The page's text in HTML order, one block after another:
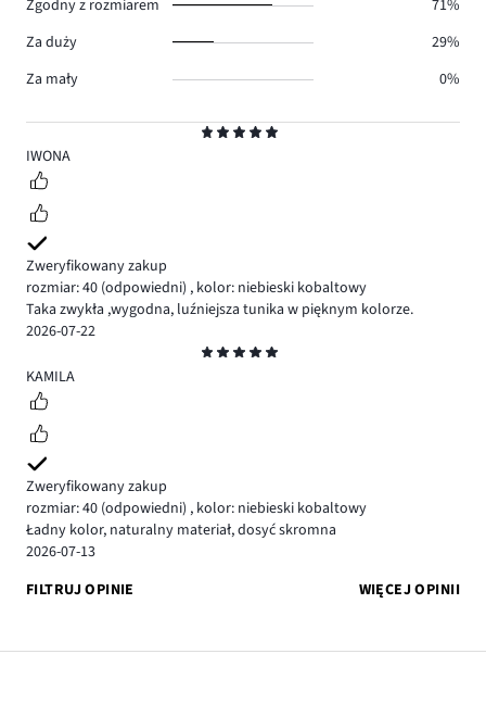
5
IWONA
Zweryfikowany zakup
rozmiar: 40 (odpowiedni) , kolor: niebieski kobaltowy
Taka zwykła ,wygodna, luźniejsza tunika w pięknym kolorze.
2026-07-22
5
KAMILA
Zweryfikowany zakup
rozmiar: 40 (odpowiedni) , kolor: niebieski kobaltowy
Ładny kolor, naturalny materiał, dosyć skromna
2026-07-13
FILTRUJ OPINIE
WIĘCEJ OPINII
Zgodny z rozmiarem
71%
Za duży
29%
Za mały
0%